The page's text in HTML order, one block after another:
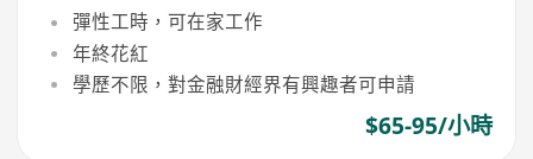
彈性工時，可在家工作
年終花紅
學歷不限，對金融財經界有興趣者可申請
$65-95/小時